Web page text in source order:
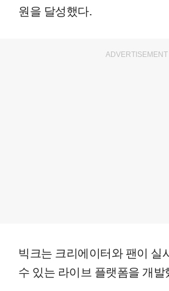
원을 달성했다.
ADVERTISEMENT
빅크는 크리에이터와 팬이 실
수 있는 라이브 플랫폼을 개발